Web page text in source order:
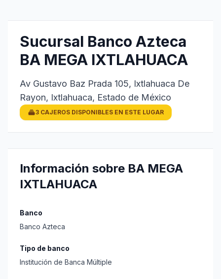
Sucursal Banco Azteca
BA MEGA IXTLAHUACA
Av Gustavo Baz Prada 105, Ixtlahuaca De
Rayon, Ixtlahuaca, Estado de México
3 CAJEROS DISPONIBLES EN ESTE LUGAR
Información sobre BA MEGA
IXTLAHUACA
Banco
Banco Azteca
Tipo de banco
Institución de Banca Múltiple